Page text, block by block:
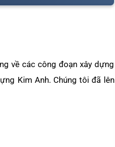
về các công đoạn xây dựng
Kim Anh. Chúng tôi đã lên